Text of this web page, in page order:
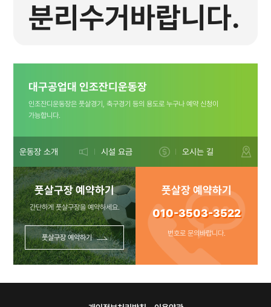
분리수거바랍니다.
(플라스틱은
비워주세요 ㅠㅠ)
문의사항:010-
3503-3522
대구공업대 인조잔디운동장
인조잔디운동장은 풋살경기, 축구경기 등의 용도로 누구나 예약 신청이
가능합니다.
운동장 소개 시설 요금 오시는 길
풋살구장 예약하기
간단하게 풋살구장을 예약하세요.
풋살구장 예약하기
풋살장 예약하기
010-3503-3522
번호로 문의바랍니다.